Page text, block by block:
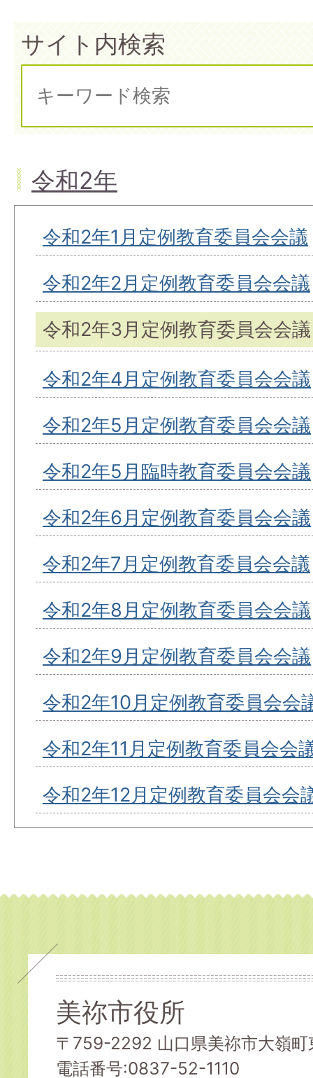
サイト内検索
令和2年
令和2年1月定例教育委員会会議
令和2年2月定例教育委員会会議
令和2年3月定例教育委員会会議
令和2年4月定例教育委員会会議
令和2年5月定例教育委員会会議
令和2年5月臨時教育委員会会議
令和2年6月定例教育委員会会議
令和2年7月定例教育委員会会議
令和2年8月定例教育委員会会議
令和2年9月定例教育委員会会議
令和2年10月定例教育委員会会
令和2年11月定例教育委員会会
令和2年12月定例教育委員会会
美祢市役所
〒759-2292 山口県美祢市大嶺
電話番号:0837-52-1110